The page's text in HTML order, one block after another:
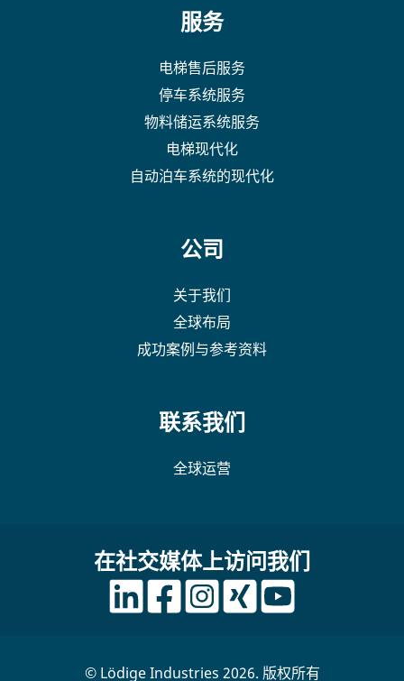
服务
电梯售后服务
停车系统服务
物料储运系统服务
电梯现代化
自动泊车系统的现代化
公司
关于我们
全球布局
成功案例与参考资料
联系我们
全球运营
在社交媒体上访问我们
© Lödige Industries 2026. 版权所有